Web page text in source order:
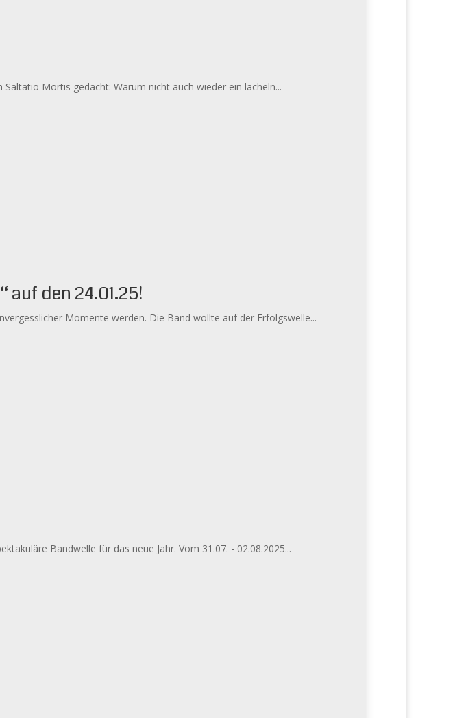
Mortis gedacht: Warum nicht auch wieder ein lächeln...
auf den 24.01.25!
Momente werden. Die Band wollte auf der Erfolgswelle...
Bandwelle für das neue Jahr. Vom 31.07. - 02.08.2025...